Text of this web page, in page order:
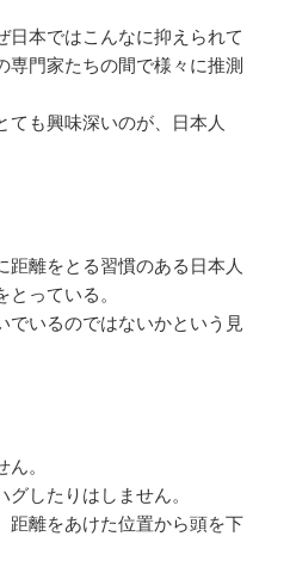
日本ではこんなに抑えられて
専門家たちの間で様々に推測
ても興味深いのが、日本人
距離をとる習慣のある日本人
っている。
でいるのではないかという見
。
したりはしません。
距離をあけた位置から頭を下